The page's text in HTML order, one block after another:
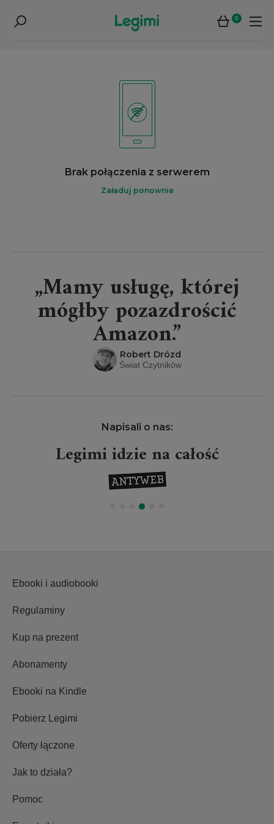
0
Brak połączenia z serwerem
Załaduj ponownie
„Mamy usługę, której
mógłby pozazdrościć
Amazon.”
Robert Drózd
Świat Czytników
Napisali o nas:
Legimi idzie na całość
Ebooki i audiobooki
Regulaminy
Kup na prezent
Abonamenty
Ebooki na Kindle
Pobierz Legimi
Oferty łączone
Jak to działa?
Pomoc